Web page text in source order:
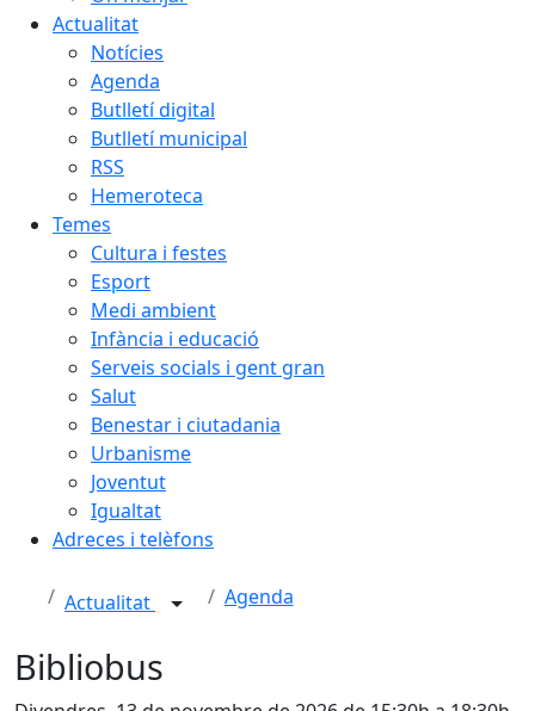
Actualitat
Notícies
Agenda
Butlletí digital
Butlletí municipal
RSS
Hemeroteca
Temes
Cultura i festes
Esport
Medi ambient
Infància i educació
Serveis socials i gent gran
Salut
Benestar i ciutadania
Urbanisme
Joventut
Igualtat
Adreces i telèfons
Actualitat Agenda
Bibliobus